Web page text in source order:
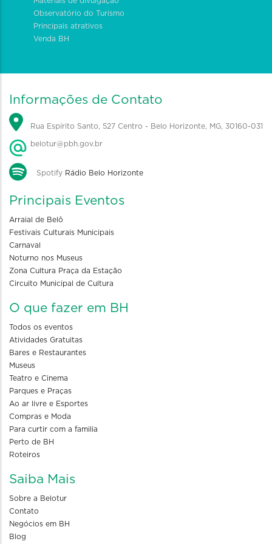
Observatório do Turismo
Principais atrativos
Venda BH
Informações de Contato
Rua Espírito Santo, 527 Centro - Belo Horizonte, MG, 30160-031
belotur@pbh.gov.br
Spotify Rádio Belo Horizonte
Principais Eventos
Arraial de Belô
Festivais Culturais Municipais
Carnaval
Noturno nos Museus
Zona Cultura Praça da Estação
Circuito Municipal de Cultura
O que fazer em BH
Todos os eventos
Atividades Gratuitas
Bares e Restaurantes
Museus
Teatro e Cinema
Parques e Praças
Ao ar livre e Esportes
Compras e Moda
Para curtir com a familia
Perto de BH
Roteiros
Saiba Mais
Sobre a Belotur
Contato
Negócios em BH
Blog